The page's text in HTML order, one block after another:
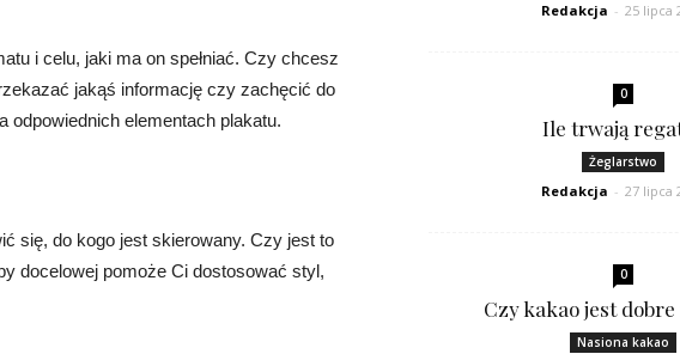
i celu, jaki ma on spełniać. Czy chcesz
jakąś informację czy zachęcić do
odpowiednich elementach plakatu.
się, do kogo jest skierowany. Czy jest to
docelowej pomoże Ci dostosować styl,
Redakcja - 25 lipca
0
Ile trwają
Żeglarstwo
Redakcja - 27 lipca
0
Czy kakao jest
Nasiona kakao